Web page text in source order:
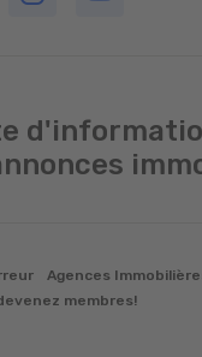
Agences
membres!